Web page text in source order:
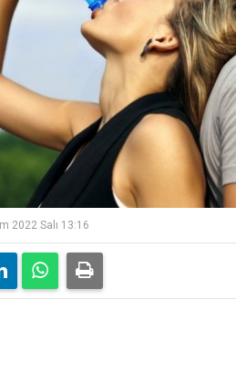
2022 Salı 13:16